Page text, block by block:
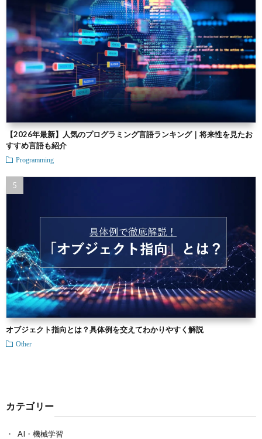
【2026年最新】人気のプログラミング言語ランキング｜将来性を見たお
すすめ言語も紹介
Programming
オブジェクト指向とは？具体例を交えてわかりやすく解説
Other
カテゴリー
AI・機械学習